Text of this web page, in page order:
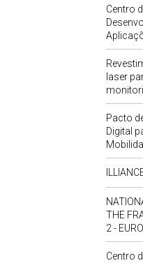
Centro
laser
Pacto
Digital
THE
2 -
Centro